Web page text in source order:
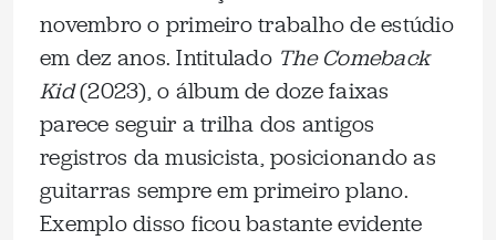
novembro o primeiro trabalho de estúdio
em dez anos. Intitulado The Comeback
Kid(2023), o álbum de doze faixas
parece seguir a trilha dos antigos
registros da musicista, posicionando as
guitarras sempre em primeiro plano.
Exemplo disso ficou bastante evidente